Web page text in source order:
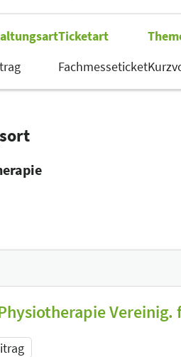
Ticketart
Fachmesseticket
Vereinig.